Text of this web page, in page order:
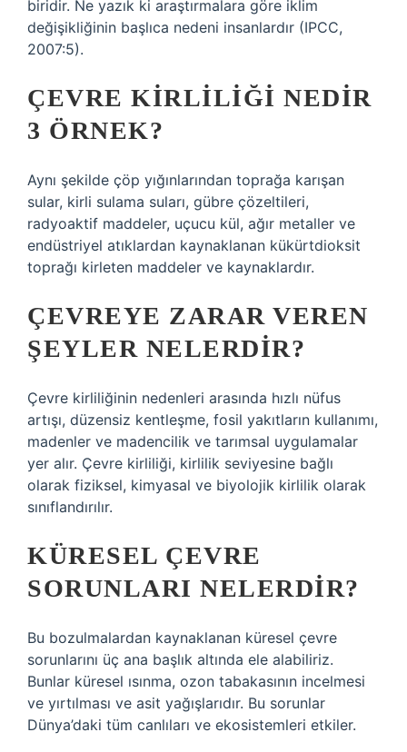
biridir. Ne yazık ki araştırmalara göre iklim
değişikliğinin başlıca nedeni insanlardır (IPCC,
2007:5).
ÇEVRE KIRLILIĞI NEDIR
3 ÖRNEK?
Aynı şekilde çöp yığınlarından toprağa karışan
sular, kirli sulama suları, gübre çözeltileri,
radyoaktif maddeler, uçucu kül, ağır metaller ve
endüstriyel atıklardan kaynaklanan kükürtdioksit
toprağı kirleten maddeler ve kaynaklardır.
ÇEVREYE ZARAR VEREN
ŞEYLER NELERDIR?
Çevre kirliliğinin nedenleri arasında hızlı nüfus
artışı, düzensiz kentleşme, fosil yakıtların kullanımı,
madenler ve madencilik ve tarımsal uygulamalar
yer alır. Çevre kirliliği, kirlilik seviyesine bağlı
olarak fiziksel, kimyasal ve biyolojik kirlilik olarak
sınıflandırılır.
KÜRESEL ÇEVRE
SORUNLARI NELERDIR?
Bu bozulmalardan kaynaklanan küresel çevre
sorunlarını üç ana başlık altında ele alabiliriz.
Bunlar küresel ısınma, ozon tabakasının incelmesi
ve yırtılması ve asit yağışlarıdır. Bu sorunlar
Dünya’daki tüm canlıları ve ekosistemleri etkiler.